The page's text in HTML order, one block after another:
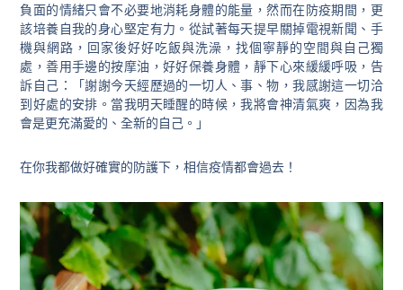
負面的情緒只會不必要地消耗身體的能量，然而在防疫期間，更
該培養自我的身心堅定有力。從試著每天提早關掉電視新聞、手
機與網路，回家後好好吃飯與洗澡，找個寧靜的空間與自己獨
處，善用手邊的按摩油，好好保養身體，靜下心來緩緩呼吸，告
訴自己：「謝謝今天經歷過的一切人、事、物，我感謝這一切洽
到好處的安排。當我明天睡醒的時候，我將會神清氣爽，因為我
會是更充滿愛的、全新的自己。」
在你我都做好確實的防護下，相信疫情都會過去！